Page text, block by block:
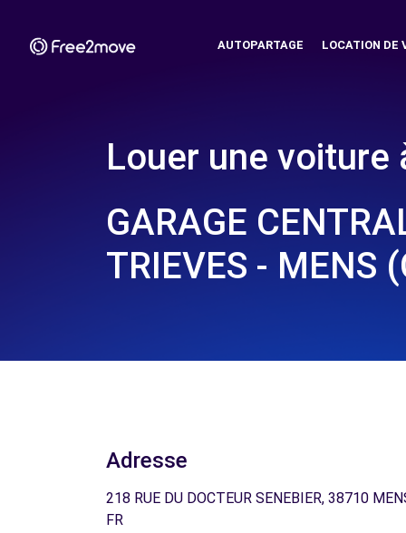
AUTOPARTAGE LOCATION DE
Louer une voiture
GARAGE
TRIEVES - MENS
Adresse
218 RUE DU DOCTEUR SENEBIER, 38710
FR